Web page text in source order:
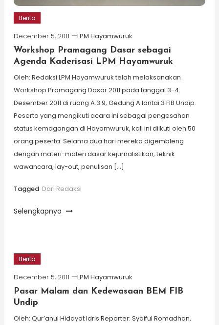
Berita
December 5, 2011
LPM Hayamwuruk
Workshop Pramagang Dasar sebagai
Agenda Kaderisasi LPM Hayamwuruk
Oleh: Redaksi LPM Hayamwuruk telah melaksanakan
Workshop Pramagang Dasar 2011 pada tanggal 3-4
Desember 2011 di ruang A.3.9, Gedung A lantai 3 FIB Undip.
Peserta yang mengikuti acara ini sebagai pengesahan
status kemagangan di Hayamwuruk, kali ini diikuti oleh 50
orang peserta. Selama dua hari mereka digembleng
dengan materi-materi dasar kejurnalistikan, teknik
wawancara, lay-out, penulisan […]
Tagged Dari Redaksi
Selengkapnya
Berita
December 5, 2011
LPM Hayamwuruk
Pasar Malam dan Kedewasaan BEM FIB
Undip
Oleh: Qur’anul Hidayat Idris Reporter: Syaiful Romadhan,